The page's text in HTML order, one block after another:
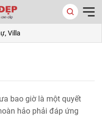
Villa
bao giờ là một quyết
hảo phải đáp ứng